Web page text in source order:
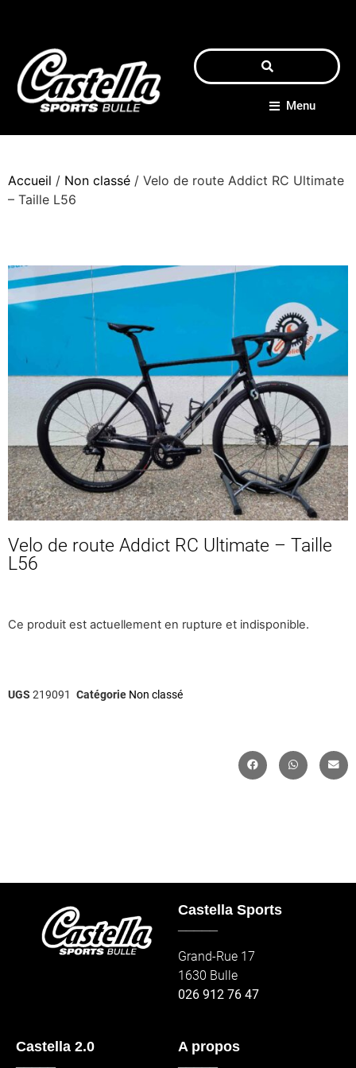
Menu
Accueil / Non classé / Velo de route Addict RC Ultimate
– Taille L56
Velo de route Addict RC Ultimate – Taille
L56
Ce produit est actuellement en rupture et indisponible.
UGS 219091 Catégorie Non classé
Castella Sports
Grand-Rue 17
1630 Bulle
026 912 76 47
Castella 2.0
A propos